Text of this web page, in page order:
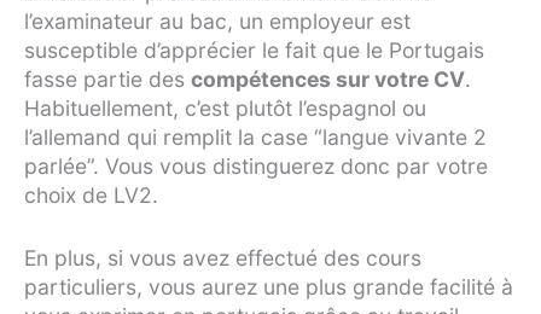
l’examinateur au bac, un employeur est
susceptible d’apprécier le fait que le Portugais
fasse partie des compétences sur votre CV.
Habituellement, c’est plutôt l’espagnol ou
l’allemand qui remplit la case “langue vivante 2
parlée”. Vous vous distinguerez donc par votre
choix de LV2.
En plus, si vous avez effectué des cours
particuliers, vous aurez une plus grande facilité à